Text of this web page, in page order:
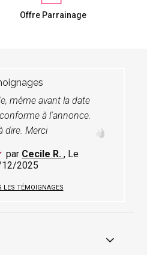
Offre Parrainage
même avant la date
à l'annonce.
dire. Merci
par Cecile R. , Le
2025
LES TÉMOIGNAGES